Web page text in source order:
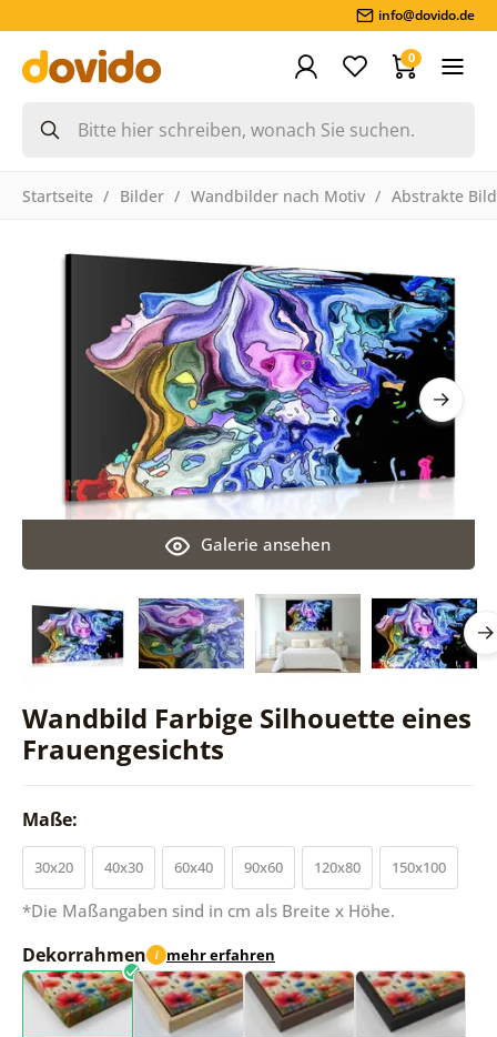
info@dovido.de
0
Startseite Bilder Wandbilder nach Motiv Abstrakte
Wandbild Farbige Silhouette eines
Frauengesichts
Galerie ansehen
Maße:
30x20 40x30 60x40 90x60 120x80 150x100
*Die Maßangaben sind in cm als Breite x Höhe.
Dekorrahmen i mehr erfahren